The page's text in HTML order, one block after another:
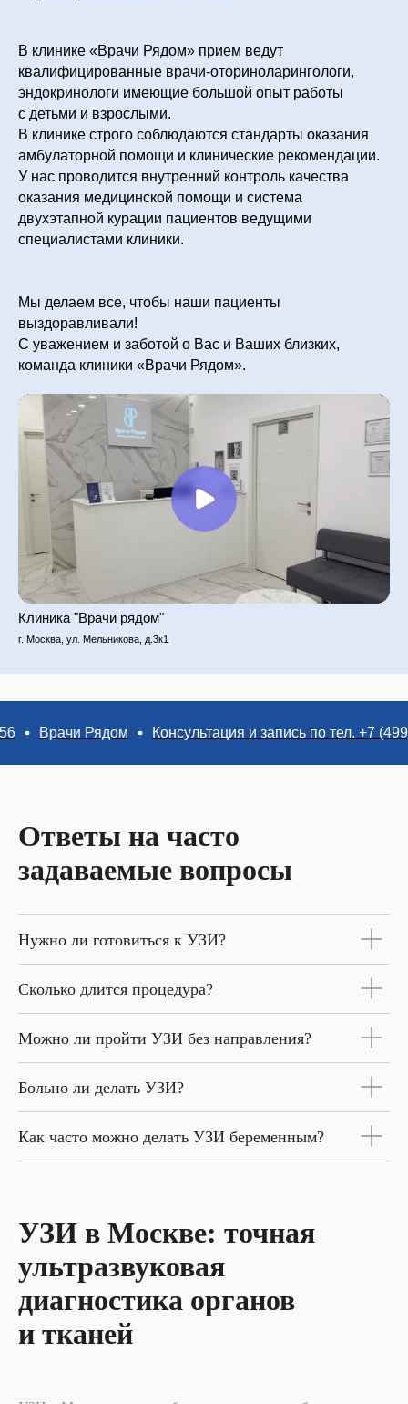
В клинике «Врачи Рядом» прием ведут
квалифицированные врачи-оториноларингологи,
эндокринологи имеющие большой опыт работы
с детьми и взрослыми.
В клинике строго соблюдаются стандарты оказания
амбулаторной помощи и клинические рекомендации.
У нас проводится внутренний контроль качества
оказания медицинской помощи и система
двухэтапной курации пациентов ведущими
специалистами клиники.
Мы делаем все, чтобы наши пациенты
выздоравливали!
С уважением и заботой о Вас и Ваших близких,
команда клиники «Врачи Рядом».
Клиника "Врачи рядом"
г. Москва, ул. Мельникова, д.3к1
Рядом Консультация и запись по тел. +7 (499) 110-
Ответы на часто
задаваемые вопросы
Нужно ли готовиться к УЗИ?
Сколько длится процедура?
Можно ли пройти УЗИ без направления?
Больно ли делать УЗИ?
Как часто можно делать УЗИ беременным?
УЗИ в Москве: точная
ультразвуковая
диагностика органов
и тканей